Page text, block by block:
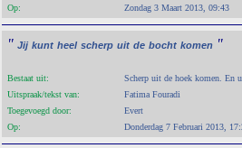
Op:
Zondag 3 Maart 2013, 09:43
" Jij kunt heel scherp uit de bocht komen "
Bestaat uit:
Scherp uit de hoek komen. En
Uitspraak/tekst van:
Fatima Fouradi
Toegevoegd door:
Evert
Op:
Donderdag 7 Februari 2013,